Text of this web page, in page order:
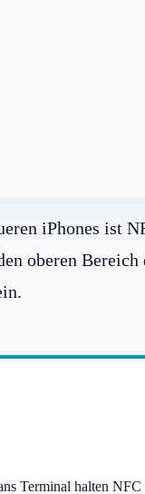
iPhones ist
oberen
Terminal halten NFC